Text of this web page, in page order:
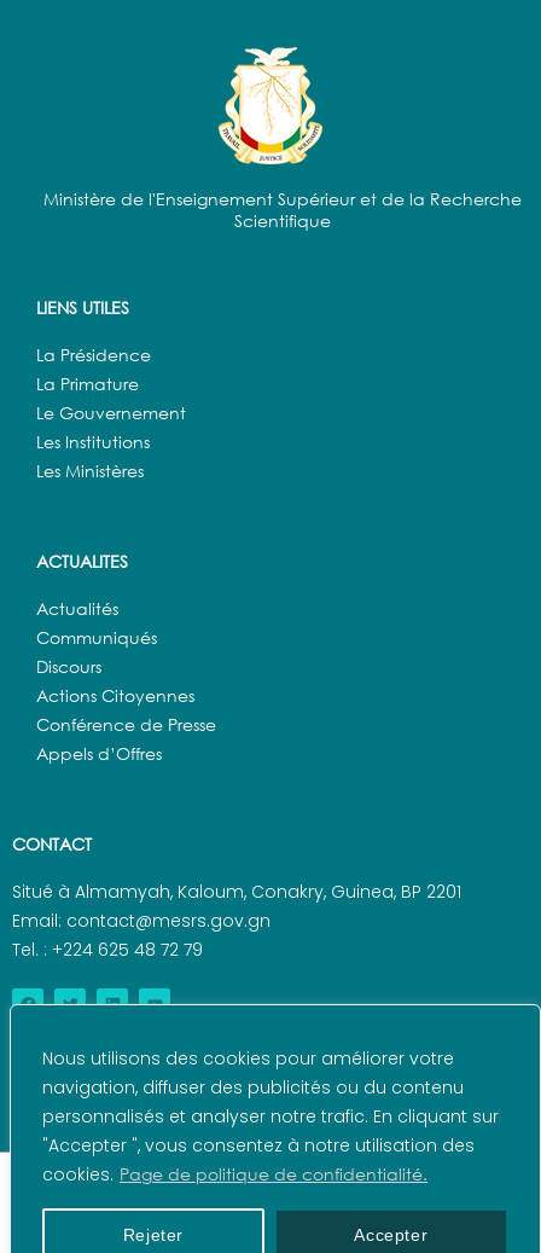
Nous utilisons des cookies pour améliorer votre
navigation, diffuser des publicités ou du contenu
personnalisés et analyser notre trafic. En cliquant sur
"Accepter ", vous consentez à notre utilisation des
cookies. Page de politique de confidentialité.
Rejeter Accepter
Ministère de l'Enseignement Supérieur et de la Recherche
Scientifique
LIENS UTILES
La Présidence
La Primature
Le Gouvernement
Les Institutions
Les Ministères
ACTUALITES
Actualités
Communiqués
Discours
Actions Citoyennes
Conférence de Presse
Appels d’Offres
CONTACT
Situé à Almamyah, Kaloum, Conakry, Guinea, BP 2201
Email: contact@mesrs.gov.gn
Tel. : +224 625 48 72 79
la Recherche Scientifique – Réalisé par l’ANDE